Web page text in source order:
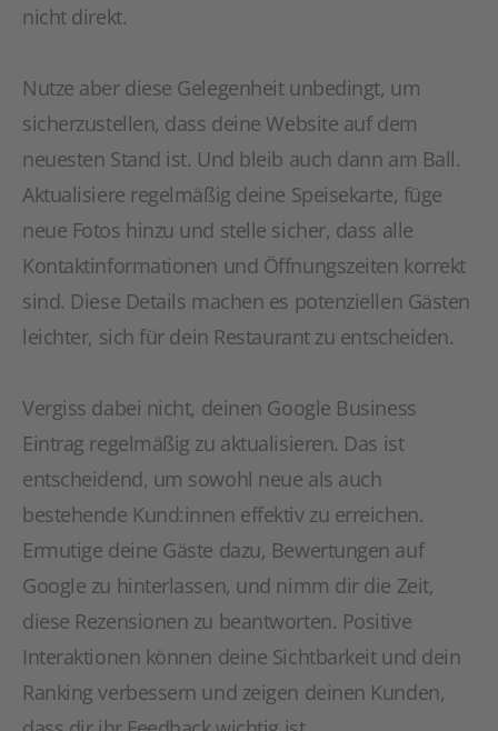
nicht direkt.
Nutze aber diese Gelegenheit unbedingt, um
sicherzustellen, dass deine Website auf dem
neuesten Stand ist. Und bleib auch dann am Ball.
Aktualisiere regelmäßig deine Speisekarte, füge
neue Fotos hinzu und stelle sicher, dass alle
Kontaktinformationen und Öffnungszeiten korrekt
sind. Diese Details machen es potenziellen Gästen
leichter, sich für dein Restaurant zu entscheiden.
Vergiss dabei nicht, deinen Google Business
Eintrag regelmäßig zu aktualisieren. Das ist
entscheidend, um sowohl neue als auch
bestehende Kund:innen effektiv zu erreichen.
Ermutige deine Gäste dazu, Bewertungen auf
Google zu hinterlassen, und nimm dir die Zeit,
diese Rezensionen zu beantworten. Positive
Interaktionen können deine Sichtbarkeit und dein
Ranking verbessern und zeigen deinen Kunden,